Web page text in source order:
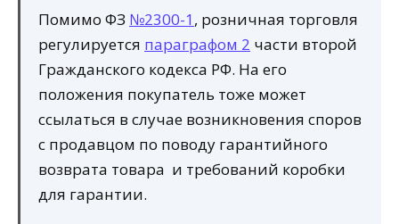
Помимо ФЗ №2300-1, розничная торговля
регулируется параграфом 2 части второй
Гражданского кодекса РФ. На его
положения покупатель тоже может
ссылаться в случае возникновения споров
с продавцом по поводу гарантийного
возврата товара и требований коробки
для гарантии.